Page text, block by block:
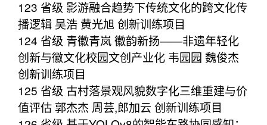
123 省级 影游融合趋势下传统文化的跨文化传
播逻辑 吴浩 黄光旭 创新训练项目
124 省级 青徽青岚 徽韵新扬——非遗年轻化
创新与徽文化校园文创产业化 韦园园 魏俊杰
创新训练项目
125 省级 古村落景观风貌数字化三维重建与价
值评估 郭杰杰 周芸,郎加云 创新训练项目